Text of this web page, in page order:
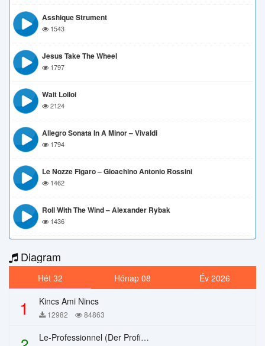
Asshique Strument
1543
Jesus Take The Wheel
1797
Wait Loiloi
2124
Allegro Sonata In A Minor – Vivaldi
1794
Le Nozze Figaro – Gioachino Antonio Rossini
1462
Roll With The Wind – Alexander Rybak
1436
Diagram
Hét 32 Hónap 08 Év 2026
1 Kincs Ami Nincs
12982 84863
Le-Professionnel (Der Profi) – Chi Mai